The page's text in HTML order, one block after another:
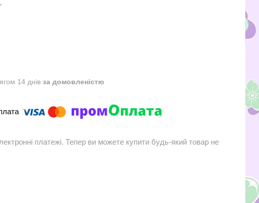
14 днів за домовленістю
платежі. Тепер ви можете купити будь-який товар не